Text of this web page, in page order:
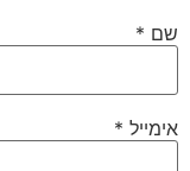
שם *
אימייל *